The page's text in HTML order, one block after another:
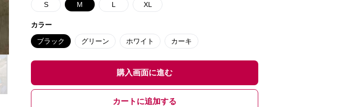
S M L XL
カラー
ブラック グリーン ホワイト カーキ
購入画面に進む
カートに追加する